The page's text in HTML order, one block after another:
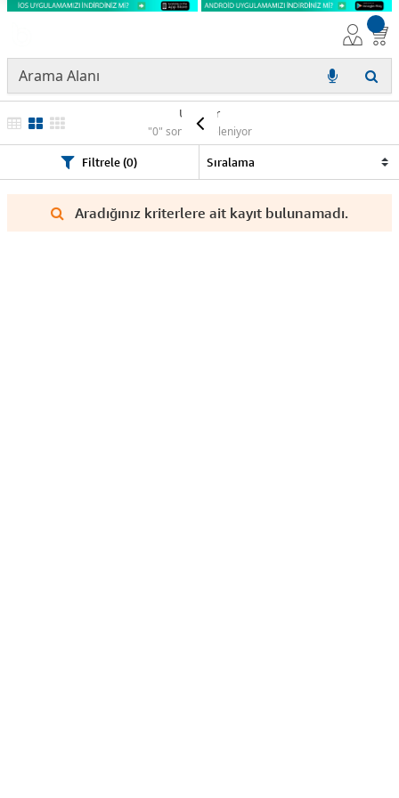
Ürünler
"0" sonuç listeleniyor
Filtrele (0)
Aradığınız kriterlere ait kayıt bulunamadı.